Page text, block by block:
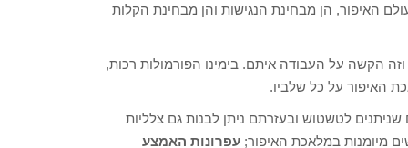
האיפור, הן מבחינת הנגישות והן מבחינת הקלות
הקשה על העבודה איתם. בימינו הפורמולות רכות,
האיפור על כל שלביו.
שניתנים לטשטוש ובעזרתם ניתן לבנות גם צלליות
מיומנות במלאכת האיפור; עפרונות האמצע